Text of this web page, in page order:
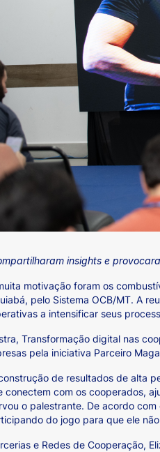
insights e
motivação foram os
pelo Sistema OCB/MT. A
a intensificar seus
Transformação digital nas
pela iniciativa Parceiro
de resultados de alta
conectem com os cooperados,
o palestrante. De acordo
do jogo para que ele não
e Redes de Cooperação,